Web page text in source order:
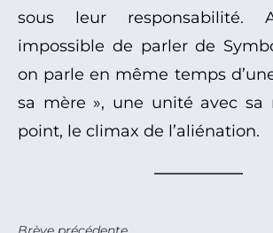
sous leur
impossible de parler de
on parle en même temps
sa mère », une unité avec sa
point, le climax de l’aliénation.